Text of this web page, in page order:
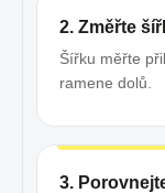
2. Změřte
Šířku měřte
ramene dolů.
3.